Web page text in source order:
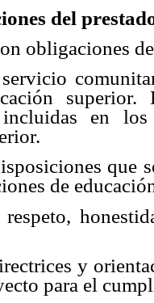
del
obligaciones
superior.
incluidas en
que
de
y
para el